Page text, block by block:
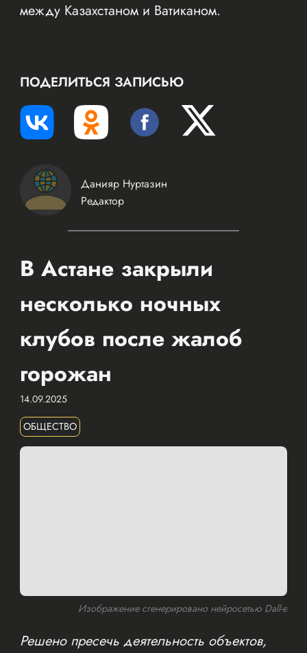
между Казахстаном и Ватиканом.
ПОДЕЛИТЬСЯ ЗАПИСЬЮ
Данияр Нуртазин
Редактор
В Астане закрыли
несколько ночных
клубов после жалоб
горожан
14.09.2025
ОБЩЕСТВО
Изображение сгенерировано нейросетью Dall-e
Решено пресечь деятельность объектов,